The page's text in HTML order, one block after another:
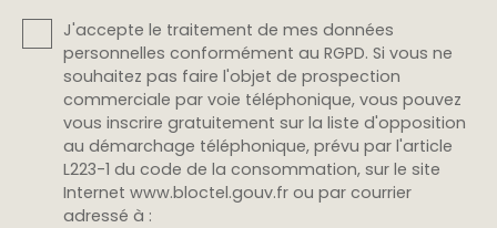
J'accepte le traitement de mes données
personnelles conformément au RGPD. Si vous ne
souhaitez pas faire l'objet de prospection
commerciale par voie téléphonique, vous pouvez
vous inscrire gratuitement sur la liste d'opposition
au démarchage téléphonique, prévu par l'article
L223-1 du code de la consommation, sur le site
Internet www.bloctel.gouv.fr ou par courrier
adressé à :